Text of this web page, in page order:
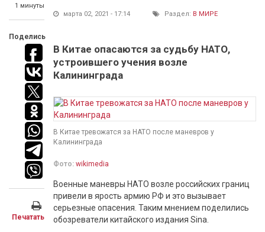
1 минуты
Поделись
Печатать
марта 02, 2021 - 17:14 Раздел: В МИРЕ
В Китае опасаются за судьбу НАТО,
устроившего учения возле
Калининграда
В Китае тревожатся за НАТО после маневров у
Калининграда
Фото: wikimedia
Военные маневры НАТО возле российских границ
привели в ярость армию РФ и это вызывает
серьезные опасения. Таким мнением поделились
обозреватели китайского издания Sina.